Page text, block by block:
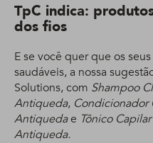
TpC indica:
dos fios
E se você quer que os
saudáveis, a nossa
Solutions, com Shampoo
Antiqueda, Condicionador
Antiquedae Tônico
Antiqueda.